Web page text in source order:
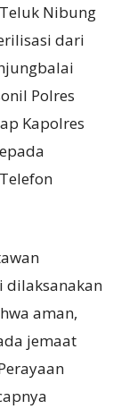
Nibung
dari
Polres
Kapolres
dilaksanakan
aman,
jemaat